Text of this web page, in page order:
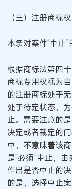
（三）注册商标
本条对案件“中止
根据商标法第四
商标专用权视为
的注册商标处于
处于待定状态，
止。需要注意的
决定或者裁定的
中，不意味着该
是“必须”中止，
作出是否中止的
的是，选择中止